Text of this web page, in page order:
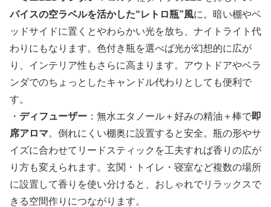
パイスの空ラベルを活かした“レトロ瓶”風に。暗い棚やベ
ッドサイドに置くとやわらかい光を放ち、ナイトライト代
わりにもなります。色付き瓶を選べば光が幻想的に広が
り、インテリア性もさらに高まります。アウトドアやベラ
ンダでのちょっとしたキャンドル代わりとしても便利で
す。
・ ディフューザー ：無水エタノール＋好みの精油＋棒で即
席アロマ。倒れにくい棚奥に設置すると安全。瓶の形やサ
イズに合わせてリードスティックを工夫すれば香りの広が
り方も変えられます。玄関・トイレ・寝室など複数の場所
に設置して香りを使い分けると、おしゃれでリラックスで
きる空間作りにつながります。